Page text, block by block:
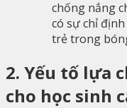
chống nắng
có sự chỉ
trẻ trong
2. Yếu tố lựa
cho học sinh